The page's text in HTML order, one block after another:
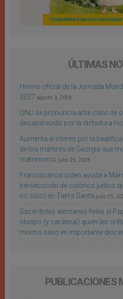
ÚLTIMAS
Himno oficial de la Jornada
2027 agosto 3, 2026
ONU se pronuncia ante caso de
desaparecido por la dictadura
Aumenta el interés por la
de los mártires de Georgia que
matrimonio julio 25, 2026
Franciscanos piden ayuda a
persecución de colonos judíos
no sólo) en Tierra Santa julio 25,
Sacerdotes alemanes fieles al
obispo (y cardenal) quien les
mismo sexo en importante
PUBLICACIONES